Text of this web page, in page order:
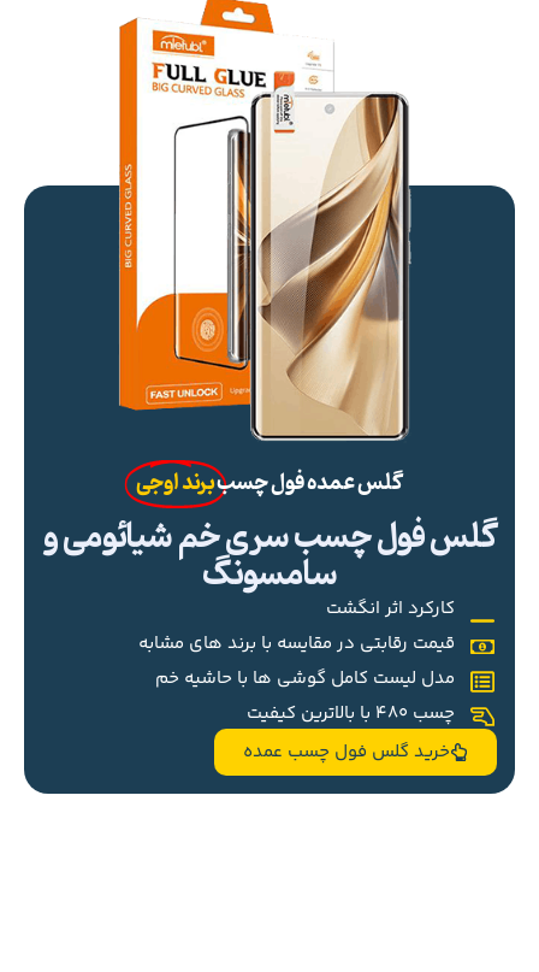
گلس عمده فول چسببرند اوجی
گلس فول چسب سری خم شیائومی و
سامسونگ
کارکرد اثر انگشت
قیمت رقابتی در مقایسه با برند های مشابه
مدل لیست کامل گوشی ها با حاشیه خم
چسب 480 با بالاترین کیفیت
خرید گلس فول چسب عمده